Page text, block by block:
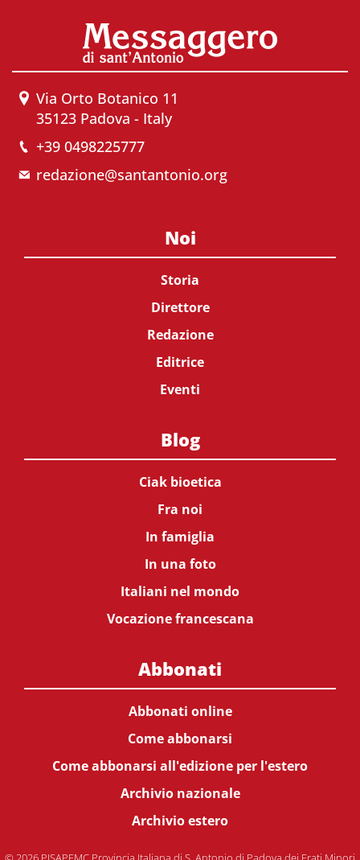
Via Orto Botanico 11
35123 Padova - Italy
+39 0498225777
redazione@santantonio.org
Noi
Storia
Direttore
Redazione
Editrice
Eventi
Blog
Ciak bioetica
Fra noi
In famiglia
In una foto
Italiani nel mondo
Vocazione francescana
Abbonati
Abbonati online
Come abbonarsi
Come abbonarsi all'edizione per l'estero
Archivio nazionale
Archivio estero